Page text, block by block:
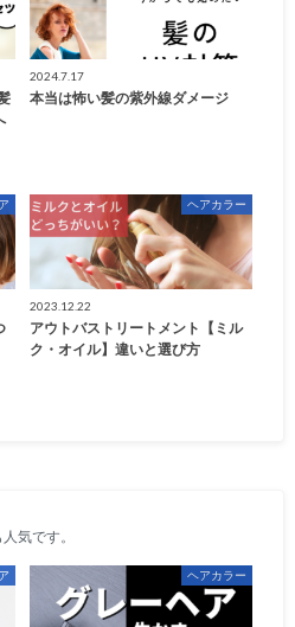
2024.7.17
本当は怖い髪の紫外線ダメージ
ヘアカラー
2023.12.22
アウトバストリートメント【ミル
ク・オイル】違いと選び方
気です。
ヘアカラー